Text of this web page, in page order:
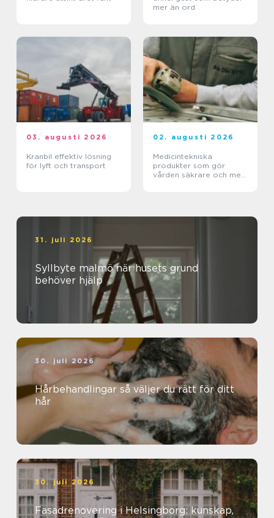
mer än ord
03. augusti 2026
Kranbil effektiv lösning
för lyft och transport
02. augusti 2026
Medicintekniska
produkter som gör
vården säkrare och mer
31. juli 2026
Syllbyte malmö när husets grund
behöver hjälp
30. juli 2026
Hårbehandlingar så väljer du rätt för ditt
hår
30. juli 2026
Fasadrenovering i Helsingborg: kunskap,